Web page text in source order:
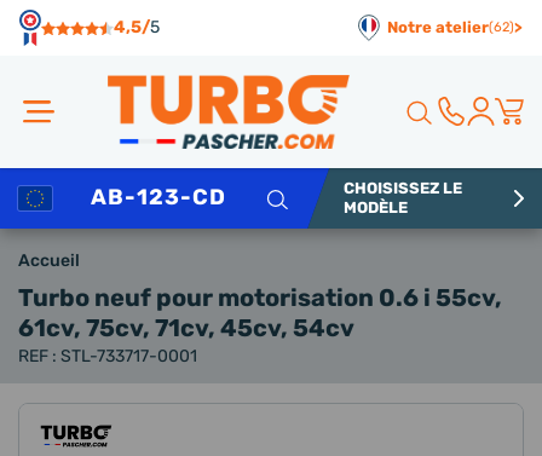
4,5/5 Notre atelier(62)>
Rechercher
CHOISISSEZ LE
MODÈLE
Accueil
Turbo neuf pour motorisation 0.6 i 55cv,
61cv, 75cv, 71cv, 45cv, 54cv
REF : STL-733717-0001
Panneau de gestion des cookies